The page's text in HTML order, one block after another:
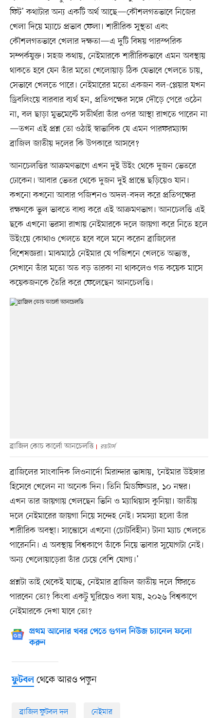
ফিট’ কথাটার অন্য একটি অর্থ আছে—কৌশলগতভাবে নিজের
খেলা দিয়ে ম্যাচে প্রভাব ফেলা। শারীরিক সুস্থতা এবং
কৌশলগতভাবে খেলার দক্ষতা—এ দুটি বিষয় পারস্পরিক
সম্পর্কযুক্ত। সহজ কথায়, নেইমারকে শারীরিকভাবে এমন অবস্থায়
থাকতে হবে যেন তাঁর মতো খেলোয়াড় ঠিক যেভাবে খেলতে চায়,
সেভাবে খেলতে পারে। নেইমারের মতো একজন বল-প্লেয়ার যখন
ড্রিবলিংয়ে বারবার ব্যর্থ হন, প্রতিপক্ষের সঙ্গে দৌড়ে পেরে ওঠেন
না, বল ছাড়া মুভমেন্টে সতীর্থরা তাঁর ওপর আস্থা রাখতে পারেন না
—তখন এই প্রশ্ন তো ওঠাই স্বাভাবিক যে এমন পারফরম্যান্স
ব্রাজিল জাতীয় দলের কি উপকারে আসবে?
আনচেলত্তির আক্রমণভাগে এখন দুই উইং থেকে দুজন ভেতরে
ঢোকেন। আবার ভেতর থেকে দুজন দুই প্রান্তে ছড়িয়েও যান।
কখনো কখনো আবার পজিশনও অদল-বদল করে প্রতিপক্ষের
রক্ষণকে ভুল ভাবতে বাধ্য করে এই আক্রমণভাগ। আনচেলত্তি এই
ছকে এখনো ভরসা রাখায় নেইমারকে দলে জায়গা করে নিতে হলে
উইংয়ে কোথাও খেলতে হবে বলে মনে করেন ব্রাজিলের
বিশেষজ্ঞরা। মাঝমাঠে নেইমার যে পজিশনে খেলতে অভ্যস্ত,
সেখানে তাঁর মতো অত বড় তারকা না থাকলেও গত কয়েক মাসে
কয়েকজনকে তৈরি করে ফেলেছেন আনচেলত্তি।
ব্রাজিল কোচ কার্লো আনচেলত্তি রয়টার্স
ব্রাজিলের সাংবাদিক লিওনার্দো মিরান্দার ভাষায়, ‘নেইমার উইঙ্গার
হিসেবে খেলেন না অনেক দিন। তিনি মিডফিল্ডার, ১০ নম্বর।
এখন তার জায়গায় খেলছেন ভিনি ও ম্যাথিয়াস কুনিয়া। জাতীয়
দলে নেইমারের জায়গা নিয়ে সন্দেহ নেই। সমস্যা হলো তাঁর
শারীরিক অবস্থা। সান্তোসে এখনো (চোটবিহীন) টানা ম্যাচ খেলতে
পারেননি। এ অবস্থায় বিশ্বকাপে তাঁকে নিয়ে ভাবার সুযোগটা নেই।
অন্য খেলোয়াড়েরা তাঁর চেয়ে বেশি যোগ্য।’
প্রশ্নটা তাই থেকেই যাচ্ছে, নেইমার ব্রাজিল জাতীয় দলে ফিরতে
পারবেন তো? কিংবা একটু ঘুরিয়েও বলা যায়, ২০২৬ বিশ্বকাপে
নেইমারকে দেখা যাবে তো?
প্রথম আলোর খবর পেতে গুগল নিউজ চ্যানেল ফলো
করুন
ফুটবলথেকে আরও পড়ুন
ব্রাজিল ফুটবল দল নেইমার